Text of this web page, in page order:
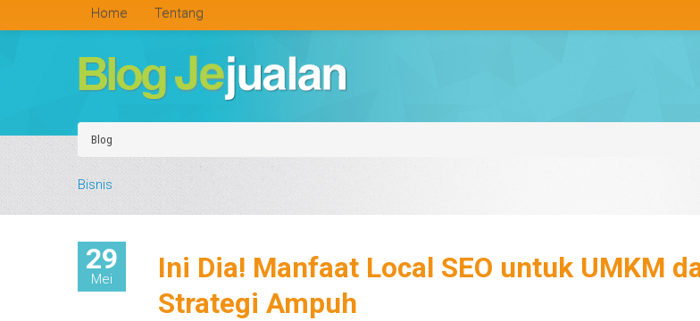
Home Tentang
Blog
Bisnis
29
Mei
Ini Dia! Manfaat Local SEO untuk UMKM
Strategi Ampuh